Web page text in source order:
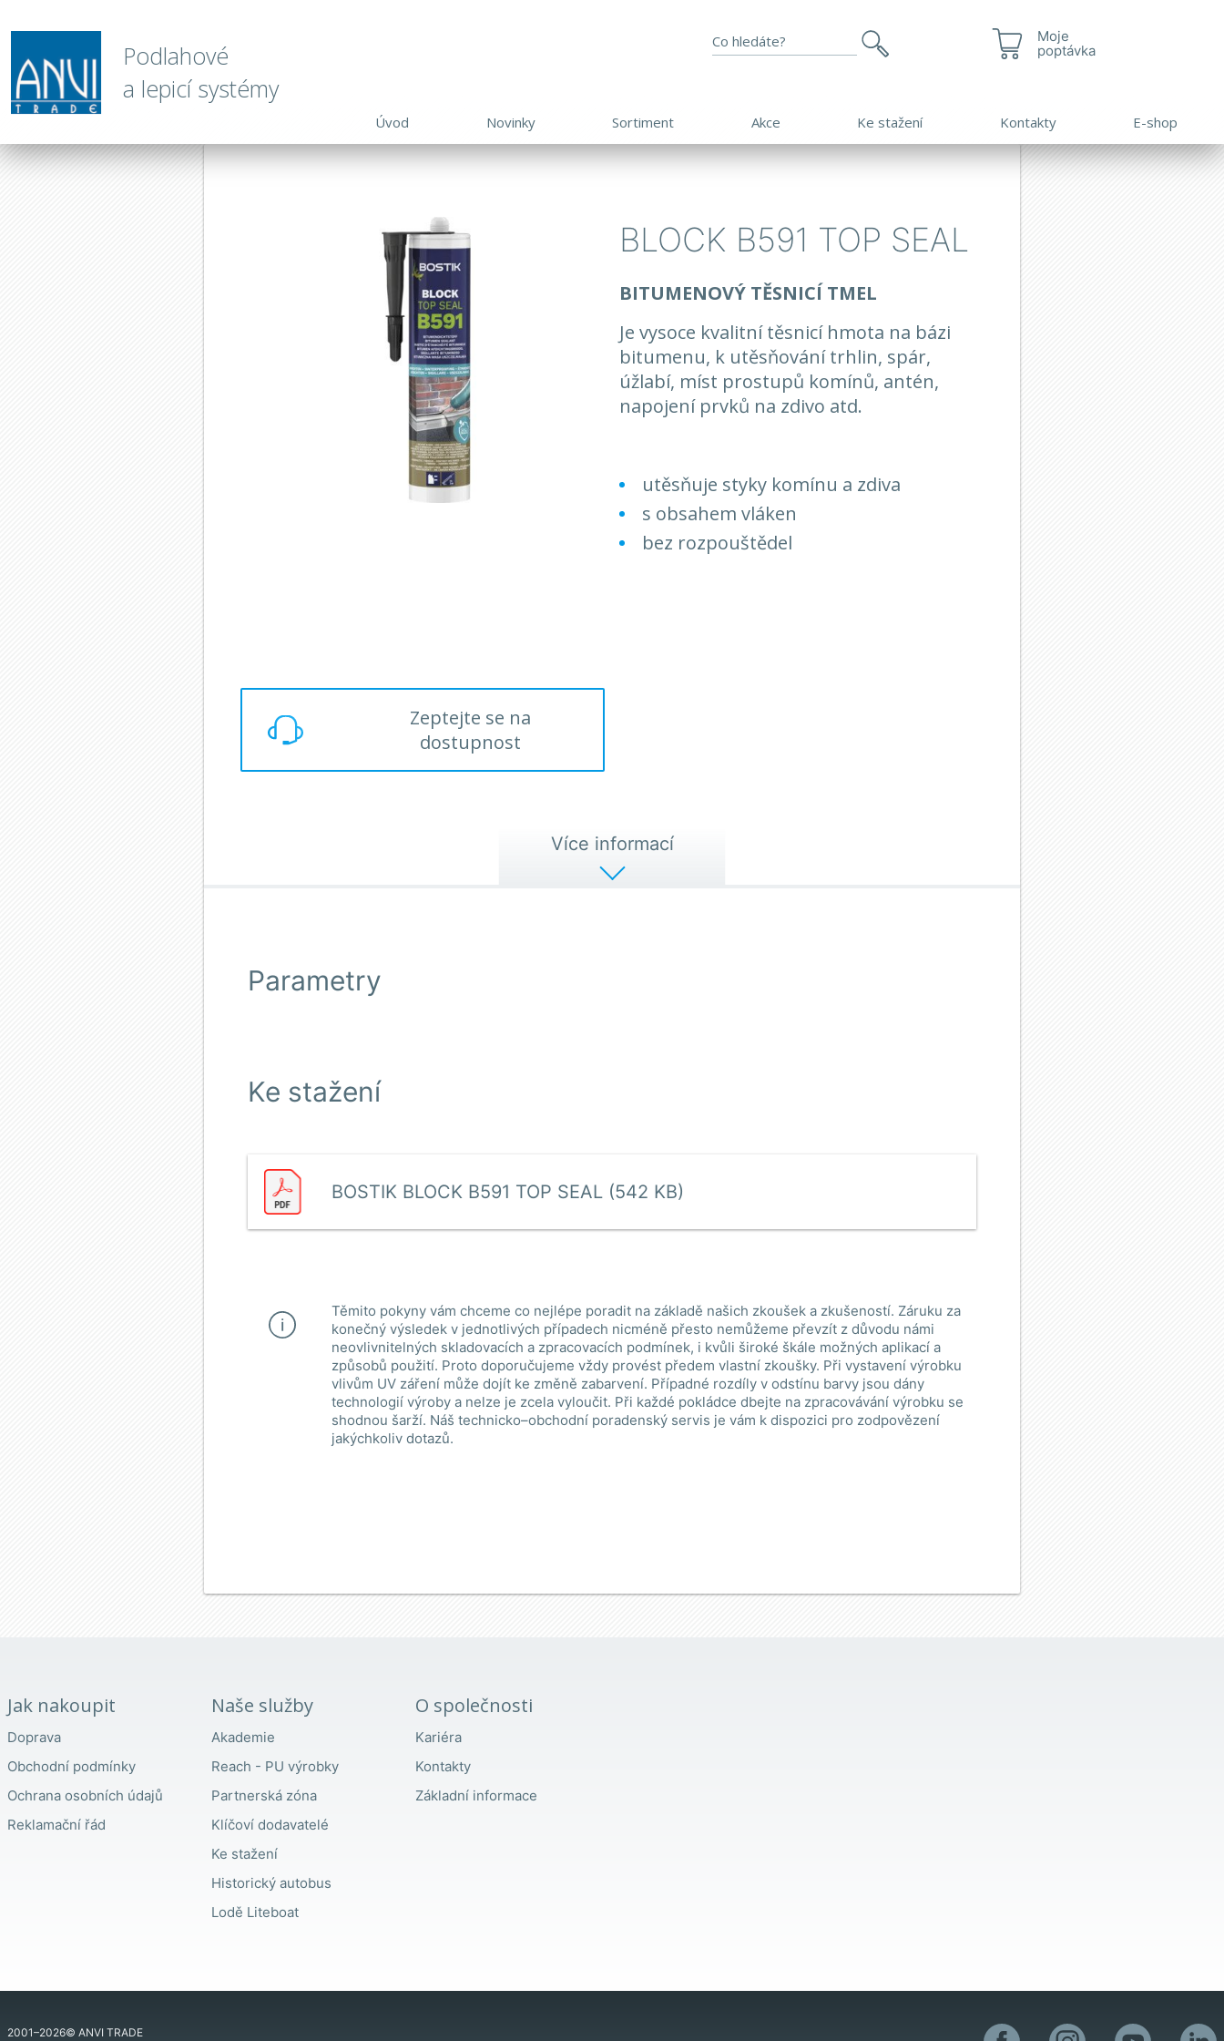
Podlahové
a lepicí systémy
Moje
poptávka
Úvod Novinky Sortiment Akce Ke stažení Kontakty E-shop
BLOCK B591 TOP SEAL
BITUMENOVÝ TĚSNICÍ TMEL
Je vysoce kvalitní těsnicí hmota na bázi
bitumenu, k utěsňování trhlin, spár,
úžlabí, míst prostupů komínů, antén,
napojení prvků na zdivo atd.
utěsňuje styky komínu a zdiva
s obsahem vláken
bez rozpouštědel
Zeptejte se na
dostupnost
Více informací
Parametry
Ke stažení
BOSTIK BLOCK B591 TOP SEAL (542 KB)
Těmito pokyny vám chceme co nejlépe poradit na základě našich zkoušek a zkušeností. Záruku za
konečný výsledek v jednotlivých případech nicméně přesto nemůžeme převzít z důvodu námi
neovlivnitelných skladovacích a zpracovacích podmínek, i kvůli široké škále možných aplikací a
způsobů použití. Proto doporučujeme vždy provést předem vlastní zkoušky. Při vystavení výrobku
vlivům UV záření může dojít ke změně zabarvení. Případné rozdíly v odstínu barvy jsou dány
technologií výroby a nelze je zcela vyloučit. Při každé pokládce dbejte na zpracovávání výrobku se
shodnou šarží. Náš technicko–obchodní poradenský servis je vám k dispozici pro zodpovězení
jakýchkoliv dotazů.
Jak nakoupit
Doprava
Obchodní podmínky
Ochrana osobních údajů
Reklamační řád
Naše služby
Akademie
Reach - PU výrobky
Partnerská zóna
Klíčoví dodavatelé
Ke stažení
Historický autobus
Lodě Liteboat
O společnosti
Kariéra
Kontakty
Základní informace
2001–2026© ANVI TRADE